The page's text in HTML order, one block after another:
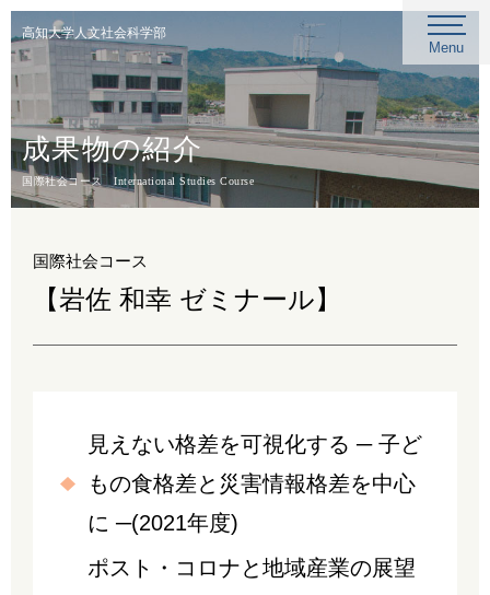
Menu
高知大学人文社会科学部
成果物の紹介
国際社会コース International Studies Course
国際社会コース
【岩佐 和幸 ゼミナール】
見えない格差を可視化する ─ 子ど
もの食格差と災害情報格差を中心
に ─(2021年度)
ポスト・コロナと地域産業の展望